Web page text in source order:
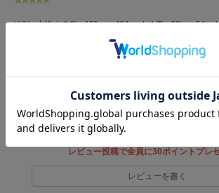
キーン
LAATO
le
ル
ルコックスポルティフ
性別：女性 身長：150cm～154cm 体重：50kg～54㎏
普段の購入サイズ：
参考になった
レビュー投稿で全員に30ポイントプレ
レビューを書く